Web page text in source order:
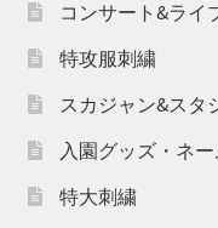
コンサート&ライ
特攻服刺繍
スカジャン&スタ
入園グッズ・ネ
特大刺繍